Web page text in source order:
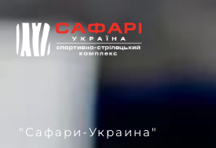
к
содержимому
"Сафари-Украина"